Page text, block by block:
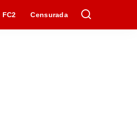
FC2 Censurada